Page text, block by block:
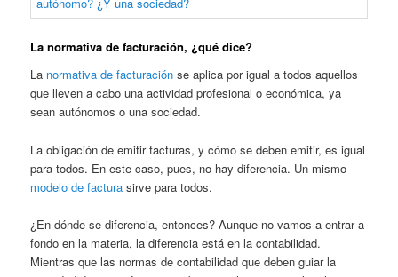
La normativa de facturación, ¿qué dice?
La normativa de facturación se aplica por igual a todos aquellos
que lleven a cabo una actividad profesional o económica, ya
sean autónomos o una sociedad.
La obligación de emitir facturas, y cómo se deben emitir, es igual
para todos. En este caso, pues, no hay diferencia. Un mismo
modelo de factura sirve para todos.
¿En dónde se diferencia, entonces? Aunque no vamos a entrar a
fondo en la materia, la diferencia está en la contabilidad.
Mientras que las normas de contabilidad que deben guiar la